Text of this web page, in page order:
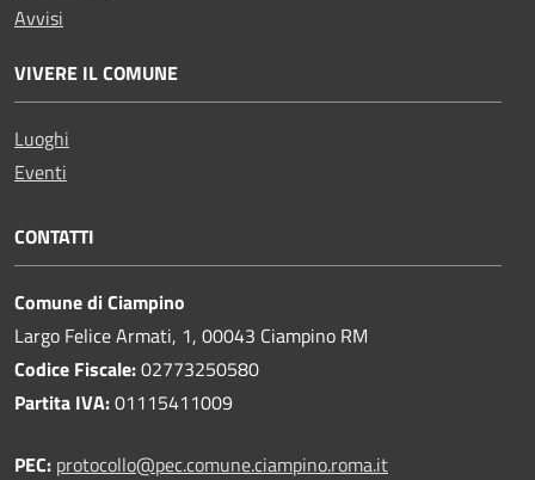
Avvisi
VIVERE IL COMUNE
Luoghi
Eventi
CONTATTI
Comune di Ciampino
Largo Felice Armati, 1, 00043 Ciampino RM
Codice Fiscale:02773250580
Partita IVA:01115411009
PEC: protocollo@pec.comune.ciampino.roma.it